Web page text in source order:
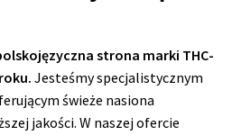
strona marki THC-
Jesteśmy specjalistycznym
świeże nasiona
jakości. W naszej ofercie